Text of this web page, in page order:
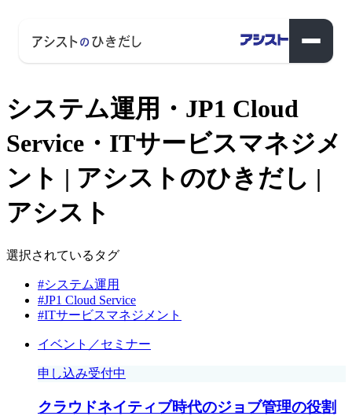
システム運用・JP1 Cloud
Service・ITサービスマネジメ
ント | アシストのひきだし |
アシスト
選択されているタグ
#システム運用
#JP1 Cloud Service
#ITサービスマネジメント
イベント／セミナー
申し込み受付中
クラウドネイティブ時代のジョブ管理の役割